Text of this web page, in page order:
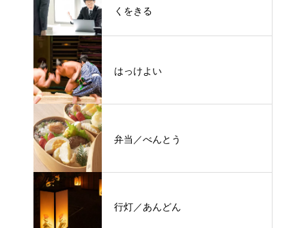
くをきる
はっけよい
弁当／べんとう
行灯／あんどん